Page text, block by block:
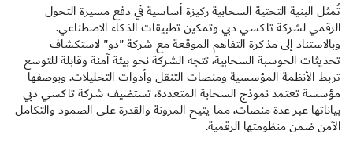
تُمثل البنية التحتية السحابية ركيزة أساسية في دفع مسيرة التحول
الرقمي لشركة تاكسي دبي وتمكين تطبيقات الذكاء الاصطناعي.
وبالاستناد إلى مذكرة التفاهم الموقعة مع شركة "دو" لاستكشاف
تحديثات الحوسبة السحابية، تتجه الشركة نحو بيئة آمنة وقابلة للتوسع
تربط الأنظمة المؤسسية ومنصات التنقل وأدوات التحليلات. وبوصفها
مؤسسة تعتمد نموذج السحابة المتعددة، تستضيف شركة تاكسي دبي
بياناتها عبر عدة منصات، مما يتيح المرونة والقدرة على الصمود والتكامل
الآمن ضمن منظومتها الرقمية.